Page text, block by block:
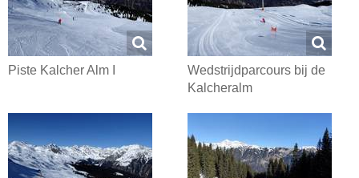
Piste Kalcher Alm I
Wedstrijdparcours bij de
Kalcheralm